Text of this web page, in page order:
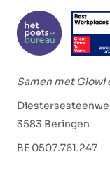
Samen met Glowi
3583 Beringen
BE 0507.761.247